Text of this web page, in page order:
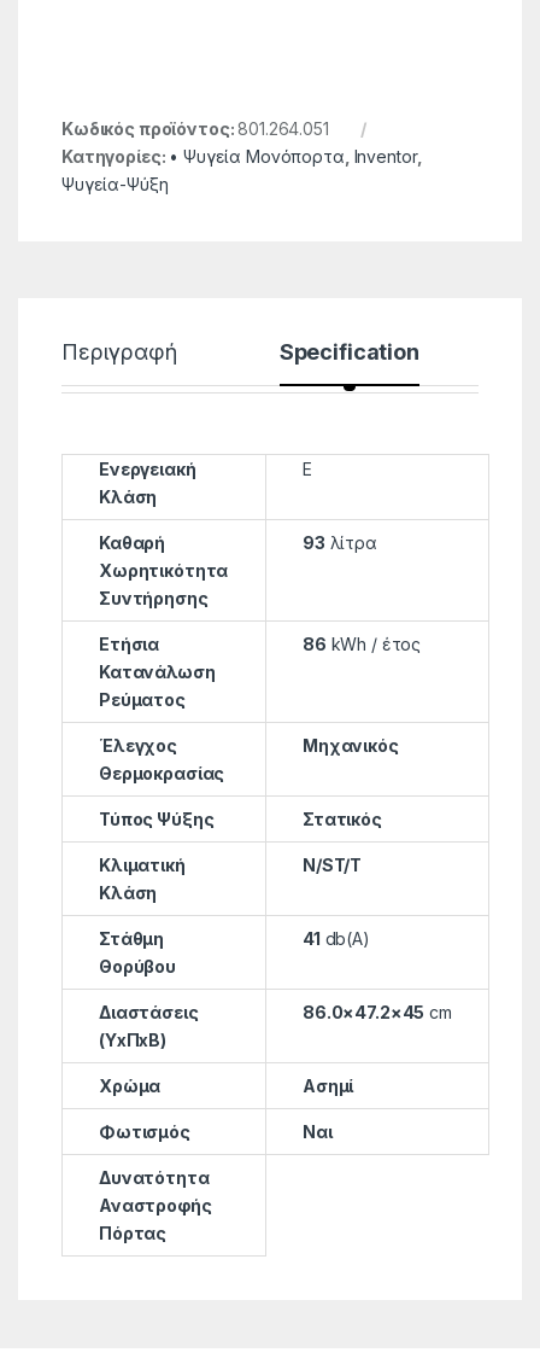
Κωδικός προϊόντος:801.264.051
Κατηγορίες: • Ψυγεία Μονόπορτα Inventor,
Ψυγεία-Ψύξη
Περιγραφή Specification
Ενεργειακή
Κλάση
E
Καθαρή
Χωρητικότητα
Συντήρησης
93 λίτρα
Ετήσια
Κατανάλωση
Ρεύµατος
86 kWh / έτος
Έλεγχος
Θερμοκρασίας
Μηχανικός
Τύπος Ψύξης Στατικός
Κλιµατική
Κλάση
N/ST/T
Στάθμη
Θορύβου
41 db(A)
Διαστάσεις
(ΥxΠxΒ)
86.0×47.2×45 cm
Χρώμα Ασημί
Φωτισμός Ναι
Δυνατότητα
Αναστροφής
Πόρτας